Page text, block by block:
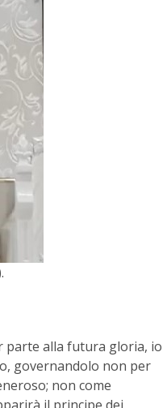
parte alla futura gloria, io
governandolo non per
non come